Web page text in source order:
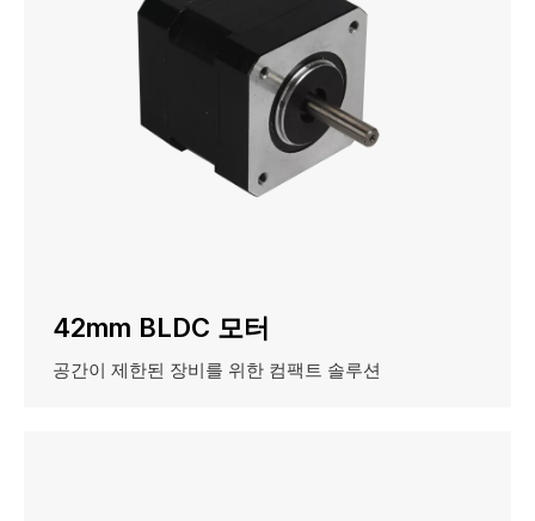
42mm BLDC 모터
공간이 제한된 장비를 위한 컴팩트 솔루션